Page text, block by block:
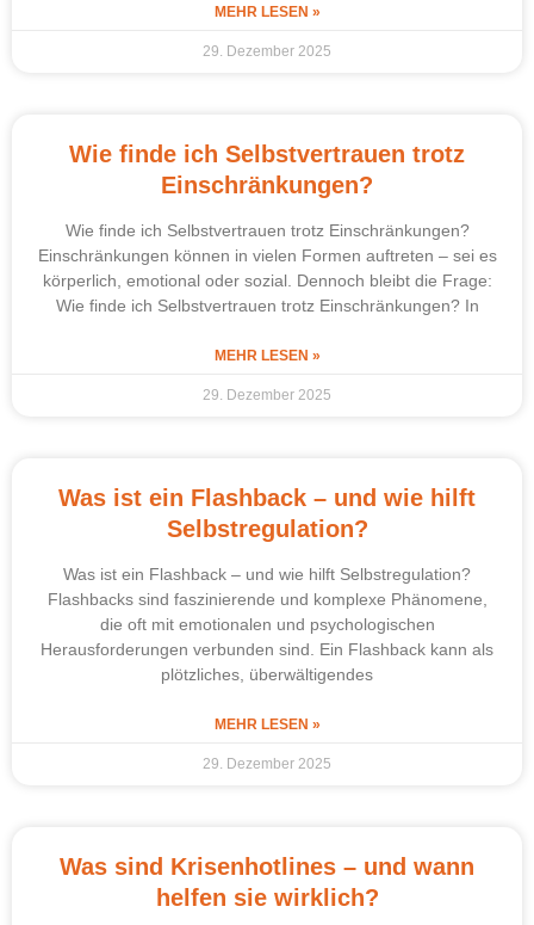
MEHR LESEN »
29. Dezember 2025
Wie finde ich Selbstvertrauen trotz
Einschränkungen?
Wie finde ich Selbstvertrauen trotz Einschränkungen?
Einschränkungen können in vielen Formen auftreten – sei es
körperlich, emotional oder sozial. Dennoch bleibt die Frage:
Wie finde ich Selbstvertrauen trotz Einschränkungen? In
MEHR LESEN »
29. Dezember 2025
Was ist ein Flashback – und wie hilft
Selbstregulation?
Was ist ein Flashback – und wie hilft Selbstregulation?
Flashbacks sind faszinierende und komplexe Phänomene,
die oft mit emotionalen und psychologischen
Herausforderungen verbunden sind. Ein Flashback kann als
plötzliches, überwältigendes
MEHR LESEN »
29. Dezember 2025
Was sind Krisenhotlines – und wann
helfen sie wirklich?